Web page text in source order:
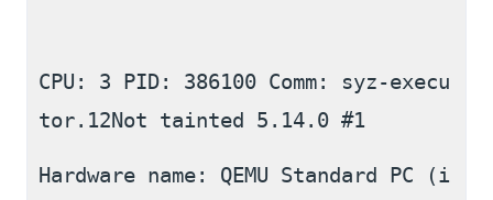
CPU: 3 PID: 386100 Comm: syz-execu
tor.12Not tainted 5.14.0 #1
Hardware name: QEMU Standard PC (i